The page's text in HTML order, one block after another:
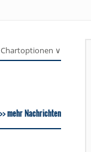
Chartoptionen ∨
mehr Nachrichten